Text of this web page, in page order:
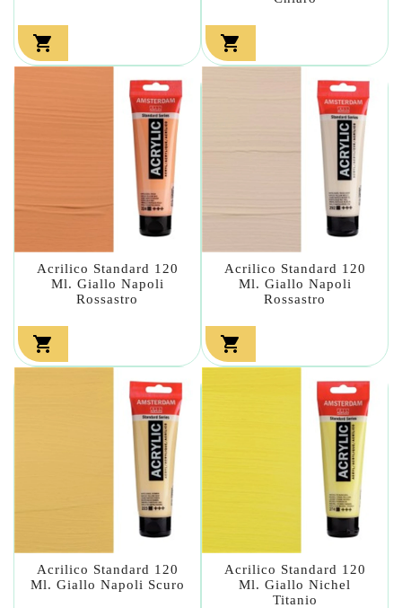
 
Acrilico Standard 120
Ml. Giallo Napoli
Rossastro

Acrilico Standard 120
Ml. Giallo Napoli
Rossastro

Acrilico Standard 120
Ml. Giallo Napoli Scuro
Acrilico Standard 120
Ml. Giallo Nichel
Titanio